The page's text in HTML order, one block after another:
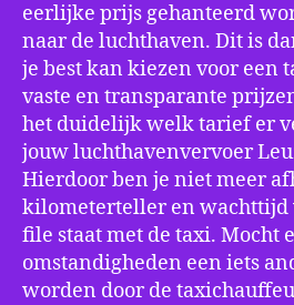
eerlijke prijs gehanteerd
naar de luchthaven. Dit is
je best kan kiezen voor een
vaste en transparante
het duidelijk welk tarief er
jouw luchthavenvervoer
Hierdoor ben je niet meer
kilometerteller en wachttijd
file staat met de taxi. Mocht
omstandigheden een iets
worden door de